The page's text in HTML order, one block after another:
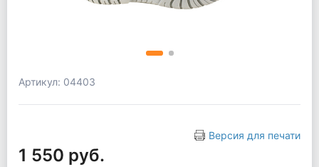
Артикул: 04403
Версия для печати
1 550 руб.